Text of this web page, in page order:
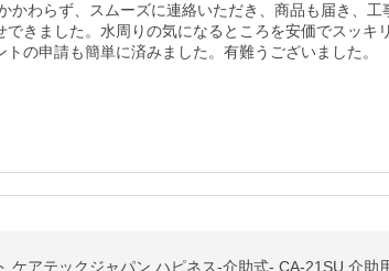
わらず、スムーズに連絡いただき、商品も届き、工
きました。水周りの気になるところを安価でスッキ
の申請も簡単に済みました。有難うございました。
ケアテックジャパン ハピネス-介助式- CA-21SU 介助